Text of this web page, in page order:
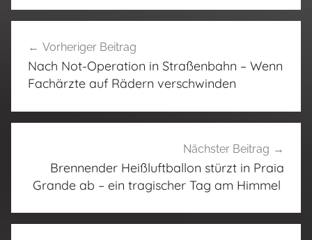
Vorheriger Beitrag
Nach Not-Operation in Straßenbahn – Wenn
Fachärzte auf Rädern verschwinden
Nächster Beitrag
Brennender Heißluftballon stürzt in Praia
Grande ab – ein tragischer Tag am Himmel